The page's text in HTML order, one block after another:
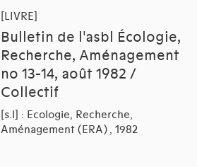
[LIVRE]
Bulletin de l'asbl Écologie,
Recherche, Aménagement
no 13-14, août 1982 /
Collectif
[s.l] : Ecologie, Recherche,
Aménagement (ERA) , 1982